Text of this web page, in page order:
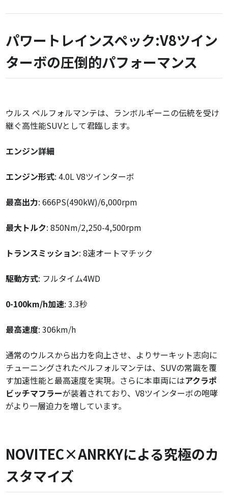
パワートレインスペック:V8ツイン
ターボの圧倒的パフォーマンス
ウルス ペルフォルマンテは、ランボルギーニの伝統を受け
継ぐ高性能SUVとして君臨します。
エンジン詳細
エンジン形式: 4.0L V8ツインターボ
最高出力: 666PS(490kW)/6,000rpm
最大トルク: 850Nm/2,250-4,500rpm
トランスミッション: 8速オートマチック
駆動方式: フルタイム4WD
0-100km/h加速: 3.3秒
最高速度: 306km/h
通常のウルスから出力を向上させ、よりサーキット志向に
チューニングされたペルフォルマンテは、SUVの常識を覆
す加速性能と最高速度を実現。さらに本車両にはアクラポ
ビッチマフラーが装着されており、V8ツインターボの咆哮
がより一層迫力を増しています。
NOVITEC×ANRKYによる究極のカ
スタマイズ